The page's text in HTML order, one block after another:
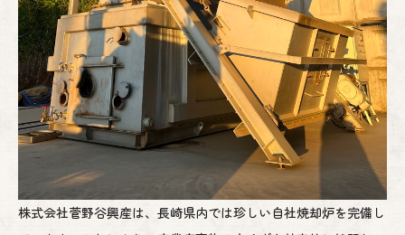
株式会社菅野谷興産は、長崎県内では珍しい自社焼却炉を完備し